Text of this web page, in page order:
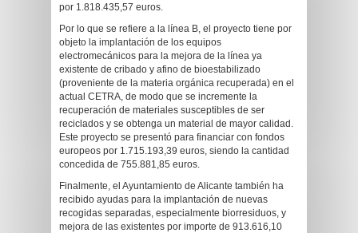
por 1.818.435,57 euros.
Por lo que se refiere a la línea B, el proyecto tiene por
objeto la implantación de los equipos
electromecánicos para la mejora de la línea ya
existente de cribado y afino de bioestabilizado
(proveniente de la materia orgánica recuperada) en el
actual CETRA, de modo que se incremente la
recuperación de materiales susceptibles de ser
reciclados y se obtenga un material de mayor calidad.
Este proyecto se presentó para financiar con fondos
europeos por 1.715.193,39 euros, siendo la cantidad
concedida de 755.881,85 euros.
Finalmente, el Ayuntamiento de Alicante también ha
recibido ayudas para la implantación de nuevas
recogidas separadas, especialmente biorresiduos, y
mejora de las existentes por importe de 913.616,10